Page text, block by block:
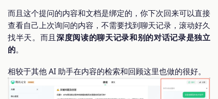
而且这个提问的内容和文档是绑定的，你下次回来可以直接
查看自己上次询问的内容，不需要找到聊天记录，滚动好久
找半天。而且深度阅读的聊天记录和别的对话记录是独立
的。
相较于其他 AI 助手在内容的检索和回顾这里也做的很好。